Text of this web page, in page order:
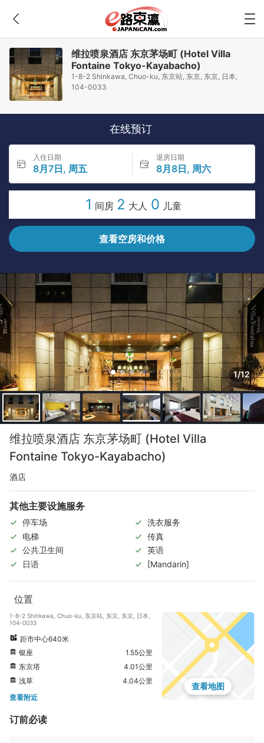
维拉喷泉酒店 东京茅场町 (Hotel Villa
Fontaine Tokyo-Kayabacho)
1-8-2 Shinkawa, Chuo-ku, 东京站, 东京, 东京, 日本,
104-0033
在线预订
入住日期
8月7日, 周五
退房日期
8月8日, 周六
1 间房 2 大人 0 儿童
查看空房和价格
1/12
维拉喷泉酒店 东京茅场町 (Hotel Villa
Fontaine Tokyo-Kayabacho)
酒店
其他主要设施服务
停车场
洗衣服务
电梯
传真
公共卫生间
英语
日语
[Mandarin]
位置
1-8-2 Shinkawa, Chuo-ku, 东京站, 东京, 东京, 日本,
104-0033
距市中心640米
银座
1.55公里
东京塔
4.01公里
浅草
4.04公里
查看附近
查看地图
订前必读